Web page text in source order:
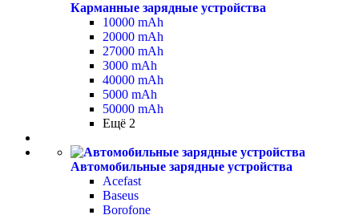
Карманные зарядные устройства
10000 mAh
20000 mAh
27000 mAh
3000 mAh
40000 mAh
5000 mAh
50000 mAh
Ещё 2
Автомобильные зарядные устройства
Acefast
Baseus
Borofone